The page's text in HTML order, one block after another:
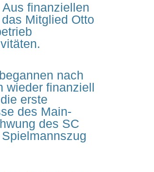
finanziellen
Mitglied Otto
nach
wieder finanziell
erste
des Main-
des SC